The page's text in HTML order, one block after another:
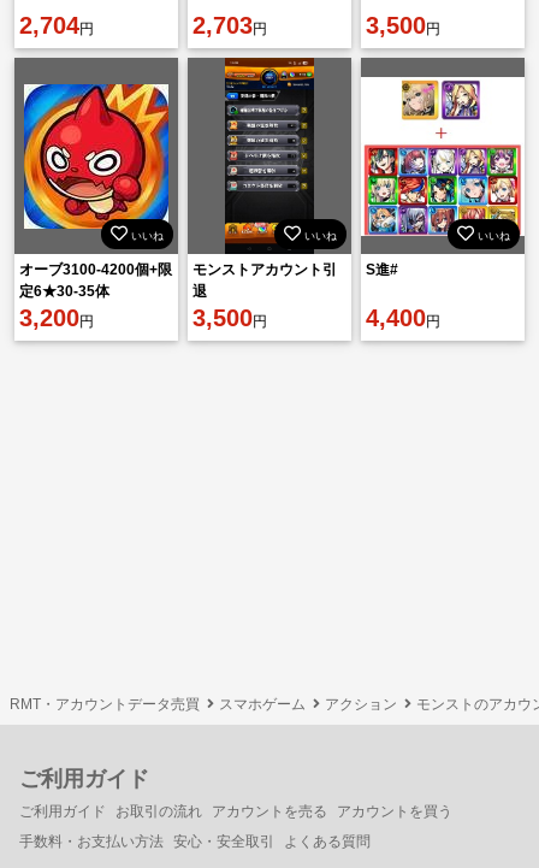
2,704円 2,703円 3,500円
いいね
オーブ3100-4200個+限
定6★30-35体
3,200円
いいね
モンストアカウント引
退
3,500円
いいね
S進#
4,400円
RMT・アカウントデータ売買 スマホゲーム アクション モンストのアカウ
ご利用ガイド
ご利用ガイド お取引の流れ アカウントを売る
アカウントを買う
手数料・お支払い方法 安心・安全取引 よくある質問